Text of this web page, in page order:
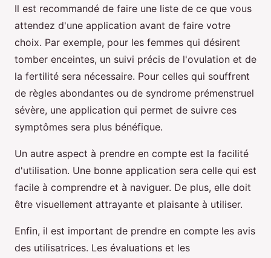
Il est recommandé de faire une liste de ce que vous
attendez d'une application avant de faire votre
choix. Par exemple, pour les femmes qui désirent
tomber enceintes, un suivi précis de l'ovulation et de
la fertilité sera nécessaire. Pour celles qui souffrent
de règles abondantes ou de syndrome prémenstruel
sévère, une application qui permet de suivre ces
symptômes sera plus bénéfique.
Un autre aspect à prendre en compte est la facilité
d'utilisation. Une bonne application sera celle qui est
facile à comprendre et à naviguer. De plus, elle doit
être visuellement attrayante et plaisante à utiliser.
Enfin, il est important de prendre en compte les avis
des utilisatrices. Les évaluations et les